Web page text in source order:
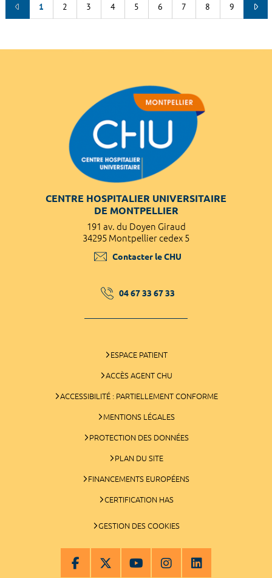
1 2 3 4 5 6 7 8 9
CENTRE HOSPITALIER UNIVERSITAIRE
DE MONTPELLIER
191 av. du Doyen Giraud
34295 Montpellier cedex 5
Contacter le CHU
04 67 33 67 33
ESPACE PATIENT
ACCÈS AGENT CHU
ACCESSIBILITÉ : PARTIELLEMENT CONFORME
MENTIONS LÉGALES
PROTECTION DES DONNÉES
PLAN DU SITE
FINANCEMENTS EUROPÉENS
CERTIFICATION HAS
GESTION DES COOKIES